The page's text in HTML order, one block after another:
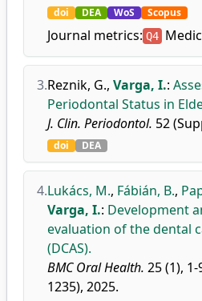
doi DEA WoS Scopus
Journal metrics: Q4
3.Reznik, G., Varga, I.:
Periodontal Status in
J. Clin. Periodontol. 52
doi DEA
4.Lukács, M., Fábián, B.,
Varga, I.: Development
evaluation of the dental
(DCAS).
BMC Oral Health. 25 (1),
1235), 2025.